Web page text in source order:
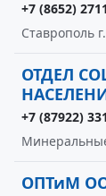
+7 (8652)
Ставрополь
ОТДЕЛ
+7 (87922)
ОПТиМ